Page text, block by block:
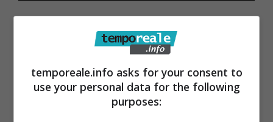
temporeale.info asks for your consent to
use your personal data for the following
purposes: